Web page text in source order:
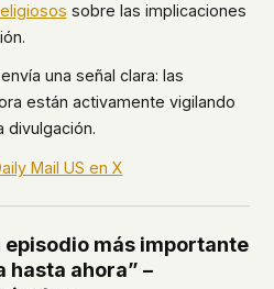
sobre las implicaciones
una señal clara: las
están activamente vigilando
divulgación.
Mail US en X
episodio más importante
hasta ahora” –